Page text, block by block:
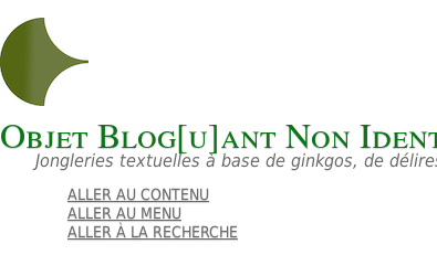
Objet Blog[u]ant Non
Jongleries textuelles à base de ginkgos, de
ALLER AU CONTENU
ALLER AU MENU
ALLER À LA RECHERCHE